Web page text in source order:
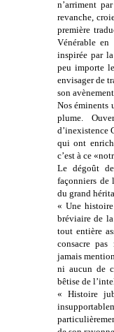
n’arriment
revanche,
première
Vénérable en
inspirée par
peu importe
envisager de
son
Nos éminents
plume.
d’inexistence
qui ont
c’est à ce
Le dégoût
façonniers de
du grand
« Une
bréviaire de
tout entière
consacre
jamais
ni aucun de
bêtise de
« Histoire